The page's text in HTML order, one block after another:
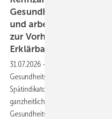
und arbeitsbezogener
zur Vorhersage der
Erklärbare Künstliche
31.07.2026 -
Gesundheitskompetenz als Treiber
Spätindikatoren zur Bestimmung
ganzheitlichen Kennzahlensystems
Gesundheitsmanagement (BGM)